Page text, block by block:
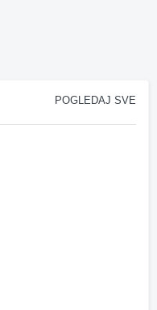
POGLEDAJ SVE